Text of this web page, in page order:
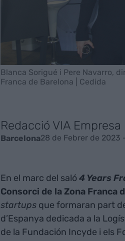
Blanca Sorigué i Pere Navarro,
Franca de Barelona | Cedida
Redacció VIA Empresa
Barcelona28 de Febrer de 2023
En el marc del saló4 Years
Consorci de la Zona Franca
startupsque formaran part
d’Espanya dedicada a la
de la Fundación Incyde i els